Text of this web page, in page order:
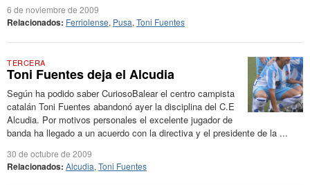
6 de noviembre de 2009
Relacionados: Ferriolense, Pusa, Toni Fuentes
TERCERA
Toni Fuentes deja el Alcudia
Según ha podido saber CuriosoBalear el centro campista
catalán Toni Fuentes abandonó ayer la disciplina del C.E
Alcudia. Por motivos personales el excelente jugador de
banda ha llegado a un acuerdo con la directiva y el presidente de la ...
30 de octubre de 2009
Relacionados: Alcudia, Toni Fuentes